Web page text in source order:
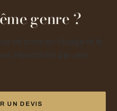
genre ?
UN DEVIS